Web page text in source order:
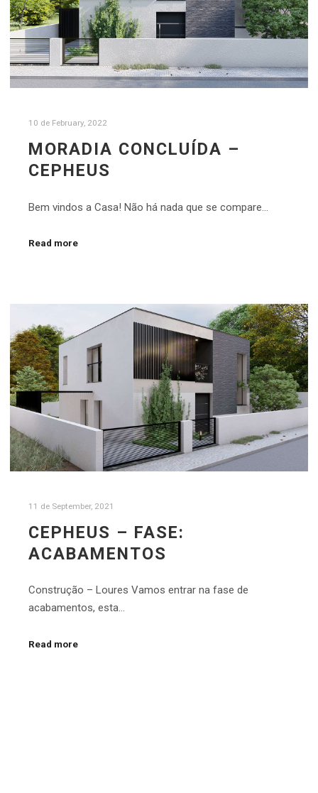
10 de February, 2022
MORADIA CONCLUÍDA –
CEPHEUS
Bem vindos a Casa! Não há nada que se compare…
Read more
11 de September, 2021
CEPHEUS – FASE:
ACABAMENTOS
Construção – Loures Vamos entrar na fase de
acabamentos, esta…
Read more